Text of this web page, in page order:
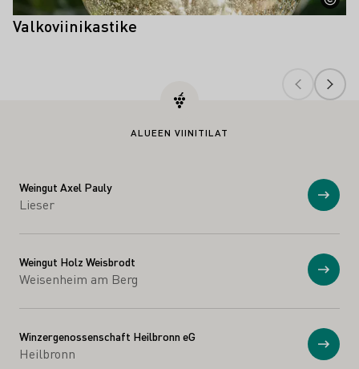
Valkoviinikastike
ALUEEN VIINITILAT
Weingut Axel Pauly
Lieser Näytä
Weingut Holz Weisbrodt
Weisenheim am Berg Näytä
Winzergenossenschaft Heilbronn eG
Heilbronn Näytä